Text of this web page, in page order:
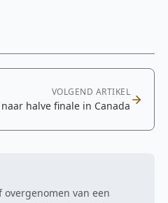
VOLGEND ARTIKEL
halve finale in Canada
van een